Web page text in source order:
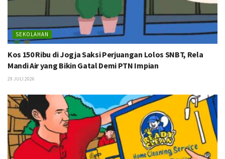
SEKOLAHAN
Kos 150 Ribu di Jogja Saksi Perjuangan Lolos SNBT, Rela
Mandi Air yang Bikin Gatal Demi PTN Impian
29 JULI 2026